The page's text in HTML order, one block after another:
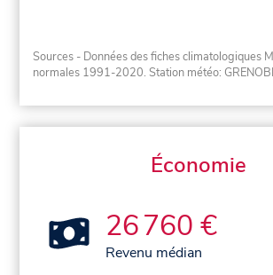
Sources - Données des fiches climatologiques
normales 1991-2020. Station météo:
Économie
26 760 €
Revenu médian